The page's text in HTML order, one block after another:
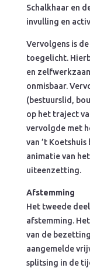
Schalkhaar en
invulling en
Vervolgens is
toegelicht.
en
onmisbaar.
(bestuurslid,
op het traject
vervolgde met
van ’t
animatie van
uiteenzetting.
Afstemming
Het tweede
afstemming.
van de
aangemelde
splitsing in de